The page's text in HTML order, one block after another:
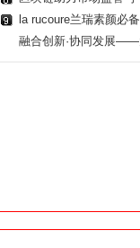
la rucoure兰瑞素颜必
融合创新·协同发展——